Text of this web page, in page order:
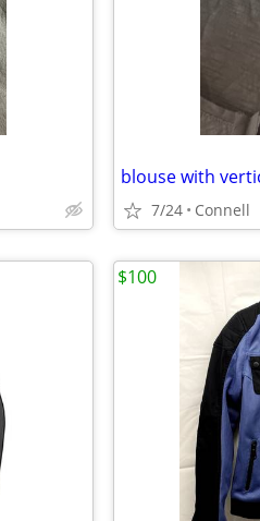
blouse with
7/24 Connell
$100